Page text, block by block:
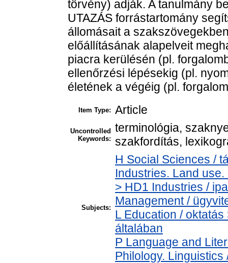
törvény) adják. A tanulmány
UTAZÁS forrástartomány
állomásait a
előállításának alapelveit
piacra kerülésén (pl.
ellenőrzési lépésekig (pl.
életének a végéig (pl.
Item Type: Article
Uncontrolled
Keywords:
terminológia,
szakfordítás,
Subjects:
H Social Sciences /
Industries. Land
> HD1 Industries /
Management /
L Education /
általában
P Language and
Philology.